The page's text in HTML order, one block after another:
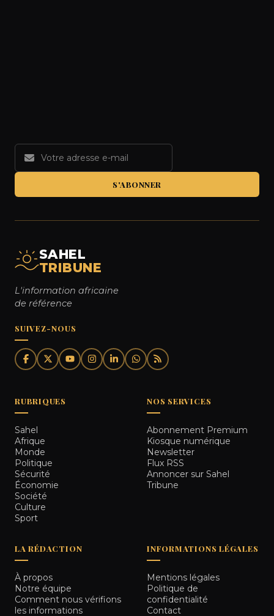
S'ABONNER
SAHEL
TRIBUNE
L'information africaine
de référence
SUIVEZ-NOUS
RUBRIQUES
Sahel
Afrique
Monde
Politique
Sécurité
Économie
Société
Culture
Sport
NOS SERVICES
Abonnement Premium
Kiosque numérique
Newsletter
Flux RSS
Annoncer sur Sahel
Tribune
LA RÉDACTION
À propos
Notre équipe
Comment nous vérifions
les informations
INFORMATIONS LÉGALES
Mentions légales
Politique de
confidentialité
Contact